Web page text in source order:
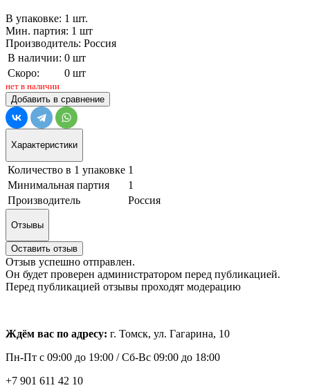
В упаковке: 1 шт.
Мин. партия: 1 шт
Производитель: Россия
В наличии: 0 шт
Скоро:
0 шт
нет в наличии
Добавить в сравнение
Характеристики
Количество в 1 упаковке 1
Минимальная партия
1
Производитель
Россия
Отзывы
Оставить отзыв
Отзыв успешно отправлен.
Он будет проверен администратором перед публикацией.
Перед публикацией отзывы проходят модерацию
Ждём вас по адресу: г. Томск, ул. Гагарина, 10
Пн-Пт с 09:00 до 19:00 /Сб-Вс 09:00 до 18:00
+7 901 611 42 10